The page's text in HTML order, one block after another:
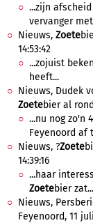
...zijn
vervanger
Nieuws, Zoete
14:53:42
...zojuist
heeft...
Nieuws, Dudek
Zoetebier al
...nu nog zo'n
Feyenoord af
Nieuws, ?Zoete
14:39:16
...haar
Zoetebier zat...
Nieuws,
Feyenoord, 11